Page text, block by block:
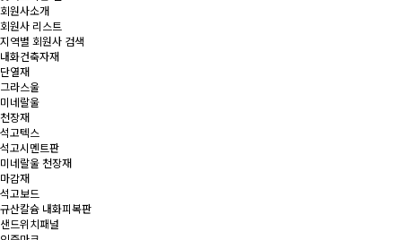
회원사소개
회원사 리스트
지역별 회원사 검색
내화건축자재
단열재
그라스울
미네랄울
천장재
석고텍스
석고시멘트판
미네랄울 천장재
마감재
석고보드
규산칼슘 내화피복판
샌드위치패널